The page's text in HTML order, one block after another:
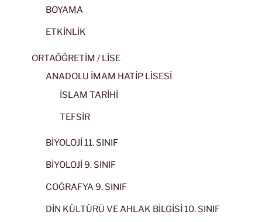
BOYAMA
ETKİNLİK
ORTAÖĞRETİM / LİSE
ANADOLU İMAM HATİP LİSESİ
İSLAM TARİHİ
TEFSİR
BİYOLOJİ 11. SINIF
BİYOLOJİ 9. SINIF
COĞRAFYA 9. SINIF
DİN KÜLTÜRÜ VE AHLAK BİLGİSİ 10. SINIF